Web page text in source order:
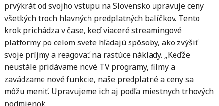
prvýkrát od svojho vstupu na Slovensko upravuje ceny
všetkých troch hlavných predplatných balíčkov. Tento
krok prichádza v čase, keď viaceré streamingové
platformy po celom svete hľadajú spôsoby, ako zvýšiť
svoje príjmy a reagovať na rastúce náklady. „Keďže
neustále pridávame nové TV programy, filmy a
zavádzame nové funkcie, naše predplatné a ceny sa
môžu meniť. Upravujeme ich aj podľa miestnych trhových
podmienok,…